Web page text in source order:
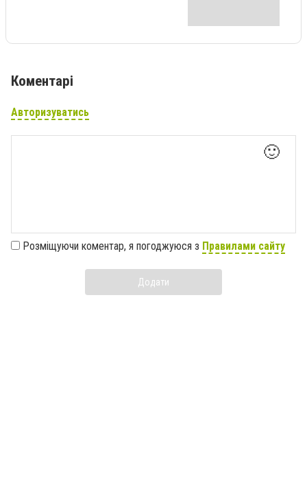
Коментарі
Авторизуватись
🙂
Розміщуючи коментар, я погоджуюся з Правилами сайту
Додати